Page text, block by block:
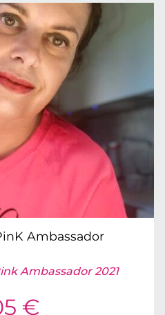
Ambassador
Ambassador 2021
€